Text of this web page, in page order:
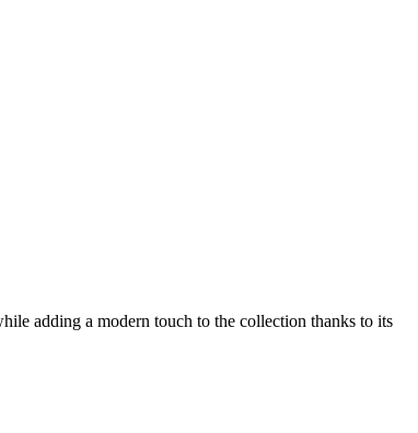
adding a modern touch to the collection thanks to its